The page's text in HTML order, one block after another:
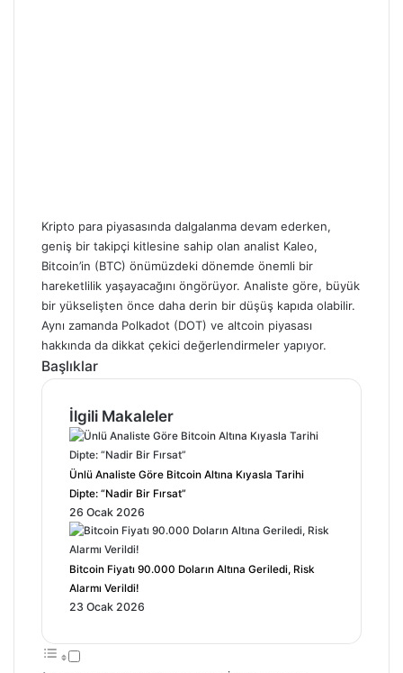
Kripto para piyasasında dalgalanma devam ederken,
geniş bir takipçi kitlesine sahip olan analist Kaleo,
Bitcoin’in (BTC) önümüzdeki dönemde önemli bir
hareketlilik yaşayacağını öngörüyor. Analiste göre, büyük
bir yükselişten önce daha derin bir düşüş kapıda olabilir.
Aynı zamanda Polkadot (DOT) ve altcoin piyasası
hakkında da dikkat çekici değerlendirmeler yapıyor.
Başlıklar
İlgili Makaleler
Ünlü Analiste Göre Bitcoin Altına Kıyasla Tarihi
Dipte: “Nadir Bir Fırsat”
26 Ocak 2026
Bitcoin Fiyatı 90.000 Doların Altına Geriledi, Risk
Alarmı Verildi!
23 Ocak 2026